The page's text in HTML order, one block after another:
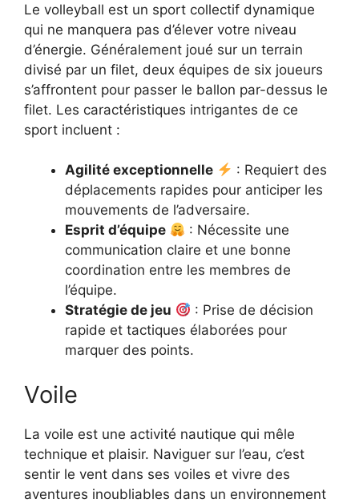
Le volleyball est un sport collectif dynamique
qui ne manquera pas d’élever votre niveau
d’énergie. Généralement joué sur un terrain
divisé par un filet, deux équipes de six joueurs
s’affrontent pour passer le ballon par-dessus le
filet. Les caractéristiques intrigantes de ce
sport incluent :
Agilité exceptionnelle
: Requiert des
déplacements rapides pour anticiper les
mouvements de l’adversaire.
Esprit d’équipe
: Nécessite une
communication claire et une bonne
coordination entre les membres de
l’équipe.
Stratégie de jeu
: Prise de décision
rapide et tactiques élaborées pour
marquer des points.
Voile
La voile est une activité nautique qui mêle
technique et plaisir. Naviguer sur l’eau, c’est
sentir le vent dans ses voiles et vivre des
aventures inoubliables dans un environnement